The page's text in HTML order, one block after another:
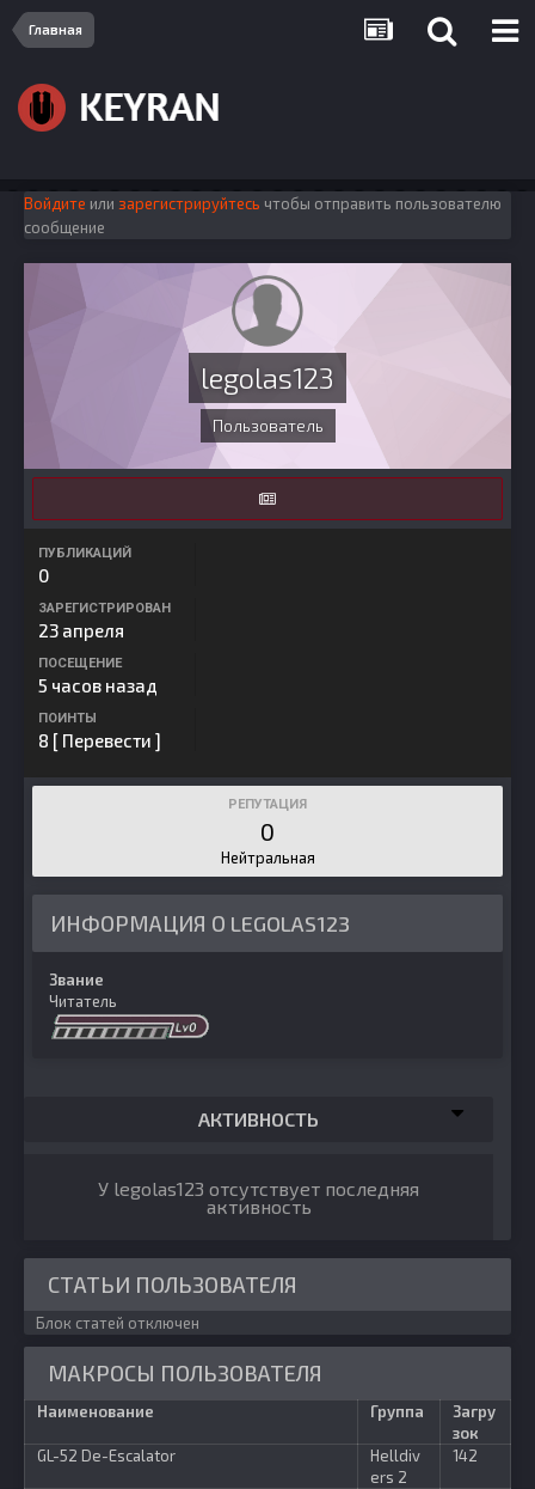
Главная
Войдите или зарегистрируйтесь чтобы отправить пользователю
сообщение
legolas123
Пользователь
ПУБЛИКАЦИЙ
0
ЗАРЕГИСТРИРОВАН
23 апреля
ПОСЕЩЕНИЕ
5 часов назад
ПОИНТЫ
8 [ Перевести ]
РЕПУТАЦИЯ
0
Нейтральная
ИНФОРМАЦИЯ О LEGOLAS123
Звание
Читатель
АКТИВНОСТЬ
У legolas123 отсутствует последняя
активность
СТАТЬИ ПОЛЬЗОВАТЕЛЯ
Блок статей отключен
МАКРОСЫ ПОЛЬЗОВАТЕЛЯ
Наименование Группа
Загру
зок
GL-52 De-Escalator
Helldiv
ers 2
142